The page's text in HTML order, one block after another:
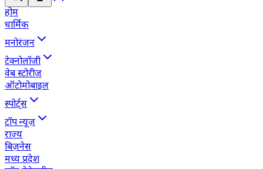
होम
धार्मिक
मनोरंजन
टेक्नोलॉजी
वेब स्टोरीज
ऑटोमोबाइल
स्पोर्ट्स
टॉप न्यूज़
राज्य
बिज़नेस
मध्य प्रदेश